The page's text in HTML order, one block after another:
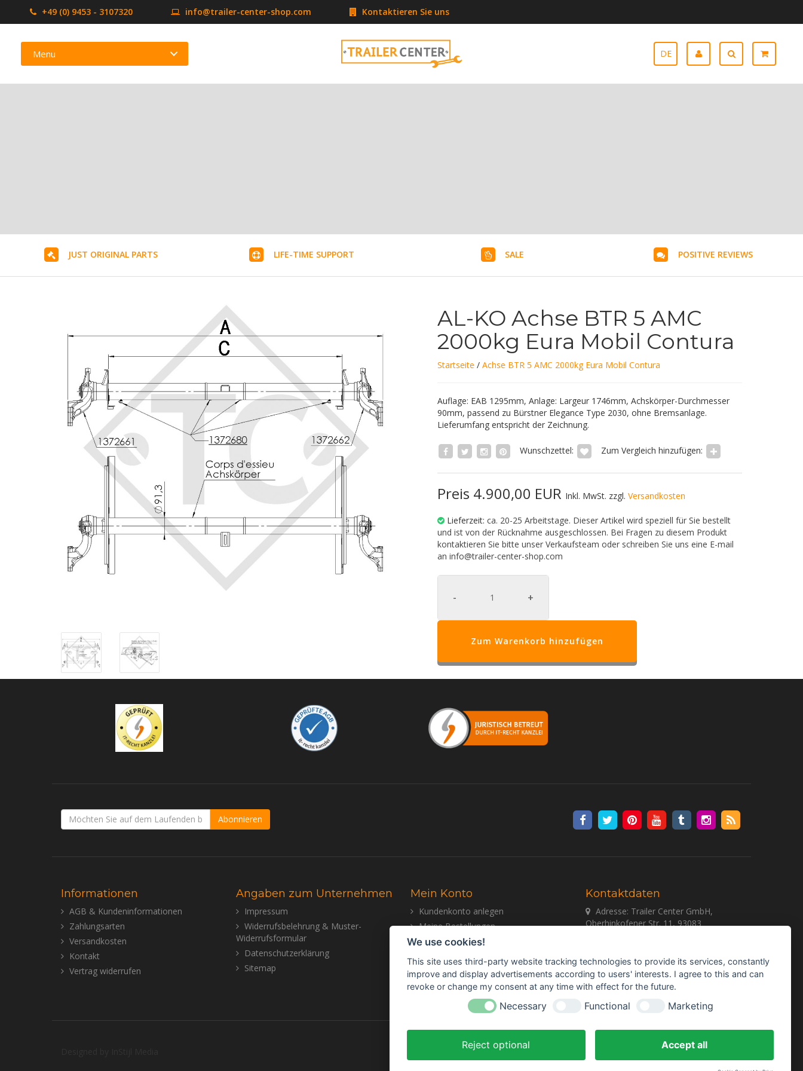
+49 (0) 9453 - 3107320 info@trailer-center-shop.com Kontaktieren Sie uns
Menu DE
JUST ORIGINAL PARTS LIFE-TIME SUPPORT SALE POSITIVE REVIEWS
AL-KO Achse BTR 5 AMC
2000kg Eura Mobil Contura
Startseite / Achse BTR 5 AMC 2000kg Eura Mobil Contura
Auflage: EAB 1295mm, Anlage: Largeur 1746mm, Achskörper-Durchmesser
90mm, passend zu Bürstner Elegance Type 2030, ohne Bremsanlage.
Lieferumfang entspricht der Zeichnung.
Wunschzettel: Zum Vergleich hinzufügen:
Preis 4.900,00 EUR Inkl. MwSt. zzgl. Versandkosten
Lieferzeit: ca. 20-25 Arbeitstage. Dieser Artikel wird speziell für Sie bestellt
und ist von der Rücknahme ausgeschlossen. Bei Fragen zu diesem Produkt
kontaktieren Sie bitte unser Verkaufsteam oder schreiben Sie uns eine E-mail
an info@trailer-center-shop.com
- +
Zum Warenkorb hinzufügen
Abonnieren
Informationen
AGB & Kundeninformationen
Zahlungsarten
Versandkosten
Kontakt
Vertrag widerrufen
Angaben zum Unternehmen
Impressum
Widerrufsbelehrung & Muster-
Widerrufsformular
Datenschutzerklärung
Sitemap
Mein Konto
Kundenkonto anlegen
Meine Bestellungen
Meine Nachrichten (Tickets)
Mein Wunschzettel
Kontaktdaten
Adresse: Trailer Center GmbH,
Oberhinkofener Str. 11, 93083
E-mail:info@trailer-center-shop.com
Monday - Friday: 8:00 am - 17:00 pm
We use cookies!
This site uses third-party website tracking technologies to provide its services, constantly
improve and display advertisements according to users' interests. I agree to this and can
revoke or change my consent at any time with effect for the future.
Necessary Functional Marketing
Reject optional Accept all